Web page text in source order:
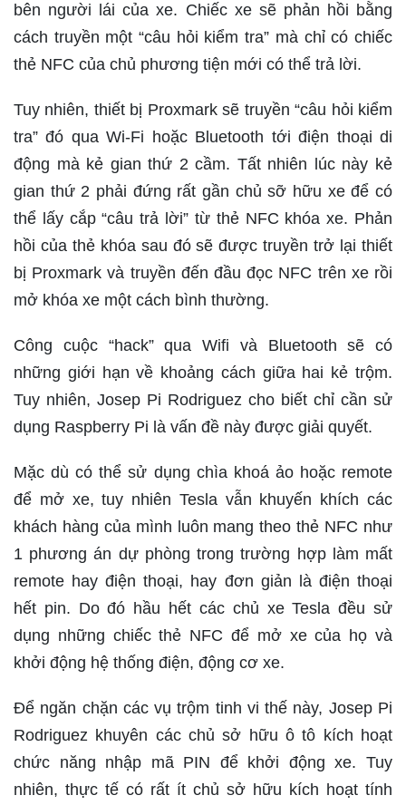
bên người lái của xe. Chiếc xe sẽ phản hồi bằng
cách truyền một “câu hỏi kiểm tra” mà chỉ có chiếc
thẻ NFC của chủ phương tiện mới có thể trả lời.
Tuy nhiên, thiết bị Proxmark sẽ truyền “câu hỏi kiểm
tra” đó qua Wi-Fi hoặc Bluetooth tới điện thoại di
động mà kẻ gian thứ 2 cầm. Tất nhiên lúc này kẻ
gian thứ 2 phải đứng rất gần chủ sỡ hữu xe để có
thể lấy cắp “câu trả lời” từ thẻ NFC khóa xe. Phản
hồi của thẻ khóa sau đó sẽ được truyền trở lại thiết
bị Proxmark và truyền đến đầu đọc NFC trên xe rồi
mở khóa xe một cách bình thường.
Công cuộc “hack” qua Wifi và Bluetooth sẽ có
những giới hạn về khoảng cách giữa hai kẻ trộm.
Tuy nhiên, Josep Pi Rodriguez cho biết chỉ cần sử
dụng Raspberry Pi là vấn đề này được giải quyết.
Mặc dù có thể sử dụng chìa khoá ảo hoặc remote
để mở xe, tuy nhiên Tesla vẫn khuyến khích các
khách hàng của mình luôn mang theo thẻ NFC như
1 phương án dự phòng trong trường hợp làm mất
remote hay điện thoại, hay đơn giản là điện thoại
hết pin. Do đó hầu hết các chủ xe Tesla đều sử
dụng những chiếc thẻ NFC để mở xe của họ và
khởi động hệ thống điện, động cơ xe.
Để ngăn chặn các vụ trộm tinh vi thế này, Josep Pi
Rodriguez khuyên các chủ sở hữu ô tô kích hoạt
chức năng nhập mã PIN để khởi động xe. Tuy
nhiên, thực tế có rất ít chủ sở hữu kích hoạt tính